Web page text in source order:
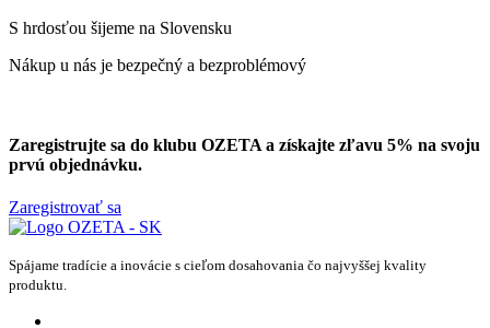
S hrdosťou šijeme na Slovensku
Nákup u nás je bezpečný a bezproblémový
Zaregistrujte sa do klubu OZETA a získajte zľavu 5% na svoju
prvú objednávku.
Zaregistrovať sa
Spájame tradície a inovácie s cieľom dosahovania čo najvyššej kvality
produktu.